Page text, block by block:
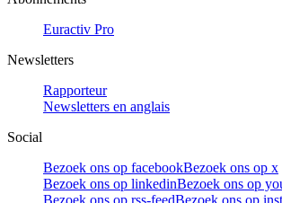
Euractiv Pro
Newsletters
Rapporteur
Newsletters en anglais
Social
Bezoek ons op facebookBezoek ons op x
Bezoek ons op linkedinBezoek ons op
Bezoek ons op rss-feedBezoek ons op